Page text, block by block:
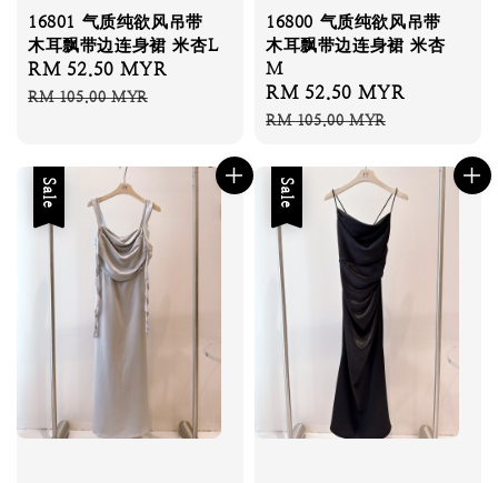
16801 气质纯欲风吊带
木耳飘带边连身裙 米杏L
Sale
price
RM 52.50 MYR
RM 105.00 MYR
16800 气质纯欲风吊带
木耳飘带边连身裙 米杏
M
Sale
price
RM 52.50 MYR
RM 105.00 MYR
Sale Sale